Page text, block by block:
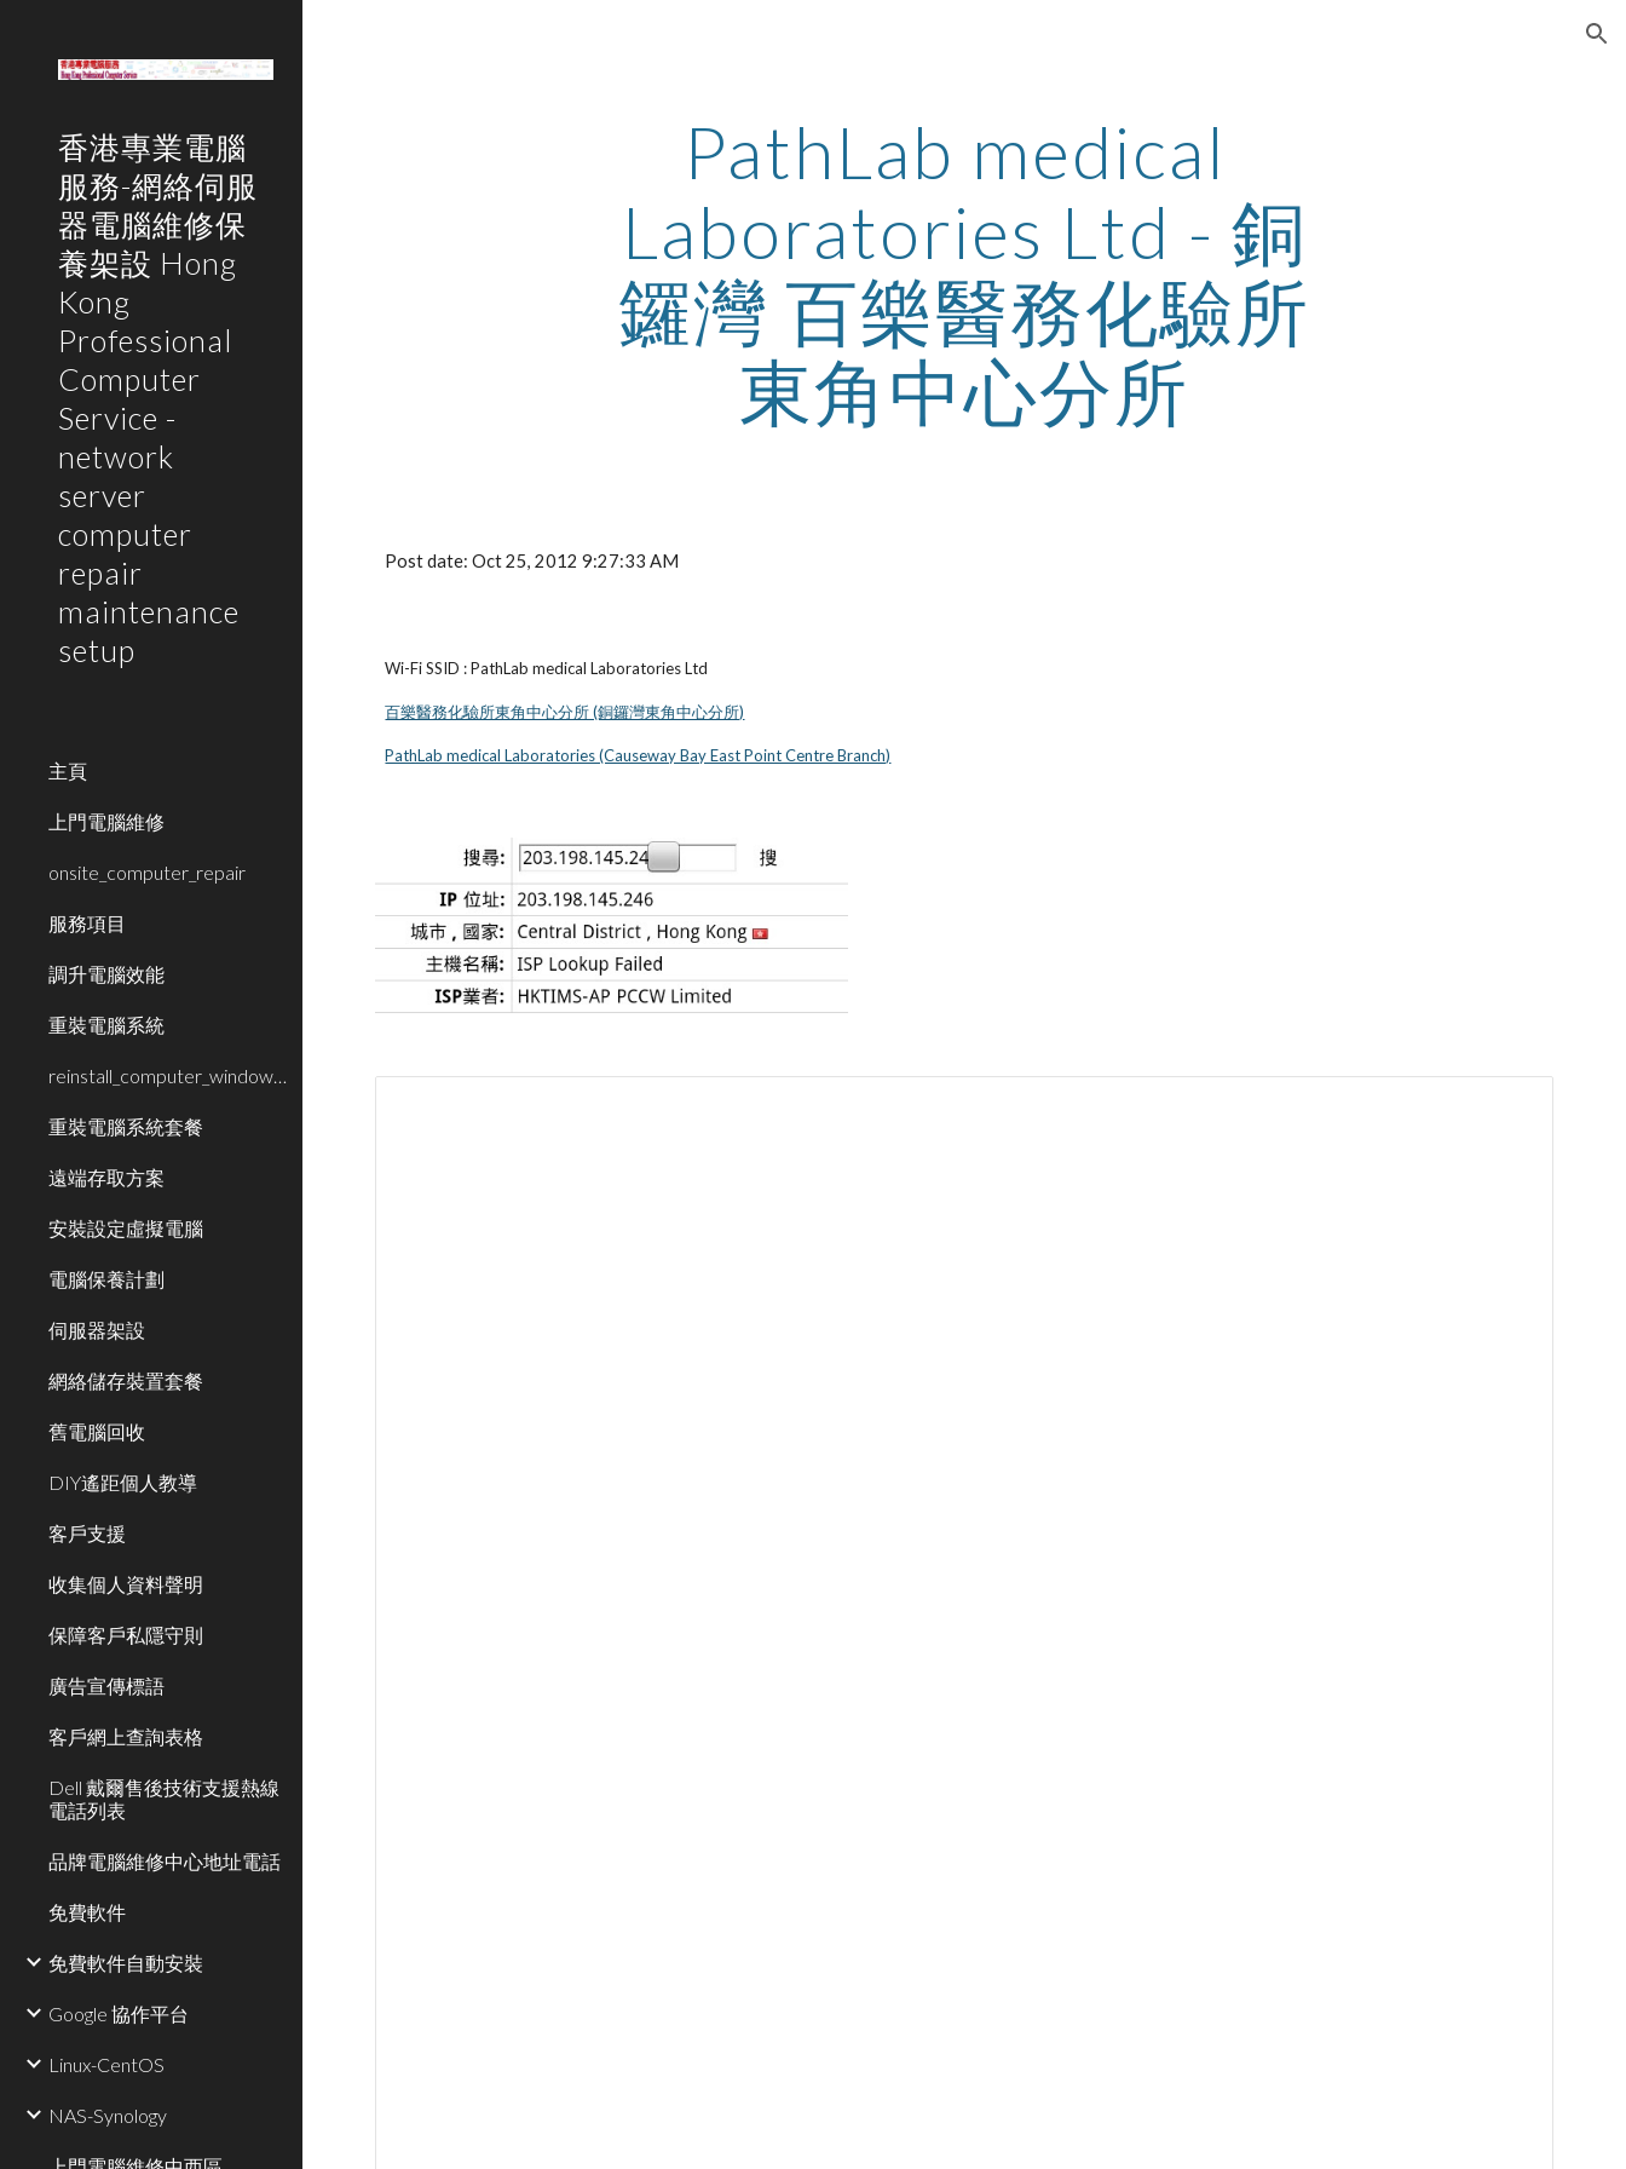
香港專業電腦
服務-網絡伺服
器電腦維修保
養架設 Hong
Kong
Professional
Computer
Service -
network
server
computer
repair
maintenance
setup
主頁
上門電腦維修
onsite_computer_repair
服務項目
調升電腦效能
重裝電腦系統
重裝電腦系統套餐
遠端存取方案
安裝設定虛擬電腦
電腦保養計劃
伺服器架設
網絡儲存裝置套餐
舊電腦回收
DIY遙距個人教導
客戶支援
收集個人資料聲明
保障客戶私隱守則
廣告宣傳標語
客戶網上查詢表格
Dell 戴爾售後技術支援熱線
電話列表
品牌電腦維修中心地址電話
免費軟件
免費軟件自動安裝
Google 協作平台
Linux-CentOS
NAS-Synology
PathLab medical
Laboratories Ltd - 銅
鑼灣 百樂醫務化驗所
東角中心分所
Post date: Oct 25, 2012 9:27:33 AM
Wi-Fi SSID : PathLab medical Laboratories Ltd
百樂醫務化驗所東角中心分所 (銅鑼灣東角中心分所)
PathLab medical Laboratories (Causeway Bay East Point Centre Branch)